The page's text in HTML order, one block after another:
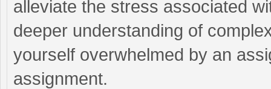
alleviate the stress associated
deeper understanding of
yourself overwhelmed by an
assignment.